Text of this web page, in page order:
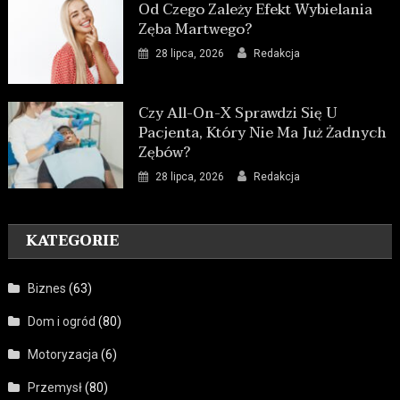
Od Czego Zależy Efekt Wybielania
Zęba Martwego?
28 lipca, 2026 Redakcja
Czy All-On-X Sprawdzi Się U
Pacjenta, Który Nie Ma Już Żadnych
Zębów?
28 lipca, 2026 Redakcja
KATEGORIE
Biznes (63)
Dom i ogród (80)
Motoryzacja (6)
Przemysł(80)